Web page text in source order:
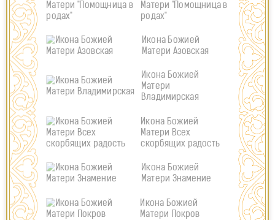
Матери "Помощница в
родах"
Икона Божией
Матери Азовская
Икона Божией
Матери
Владимирская
Икона Божией
Матери Всех
скорбящих радость
Икона Божией
Матери Знамение
Икона Божией
Матери Покров